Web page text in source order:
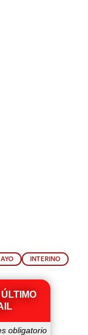
INTERINO
obligatorio